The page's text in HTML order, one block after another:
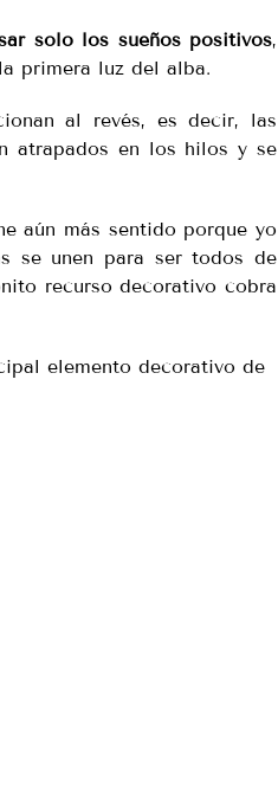
solo los sueños positivos,
primera luz del alba.
al revés, es decir, las
atrapados en los hilos y se
aún más sentido porque yo
se unen para ser todos de
recurso decorativo cobra
elemento decorativo de